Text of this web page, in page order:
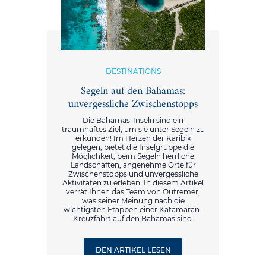
DESTINATIONS
Segeln auf den Bahamas:
unvergessliche Zwischenstopps
Die Bahamas-Inseln sind ein
traumhaftes Ziel, um sie unter Segeln zu
erkunden! Im Herzen der Karibik
gelegen, bietet die Inselgruppe die
Möglichkeit, beim Segeln herrliche
Landschaften, angenehme Orte für
Zwischenstopps und unvergessliche
Aktivitäten zu erleben. In diesem Artikel
verrät Ihnen das Team von Outremer,
was seiner Meinung nach die
wichtigsten Etappen einer Katamaran-
Kreuzfahrt auf den Bahamas sind.
DEN ARTIKEL LESEN